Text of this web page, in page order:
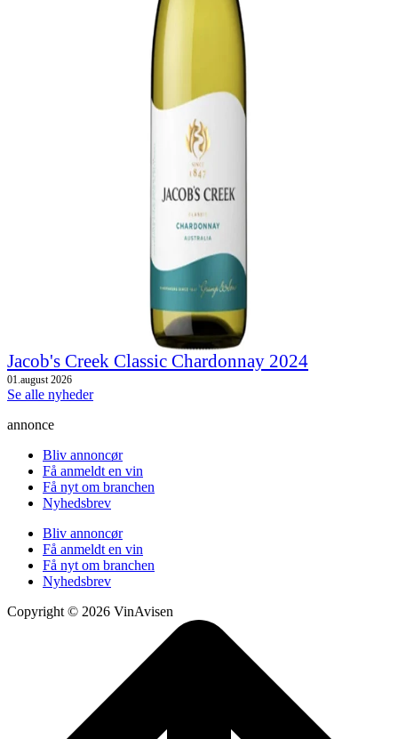
Jacob's Creek Classic Chardonnay 2024
01.august 2026
Se alle nyheder
annonce
Bliv annoncør
Få anmeldt en vin
Få nyt om branchen
Nyhedsbrev
Bliv annoncør
Få anmeldt en vin
Få nyt om branchen
Nyhedsbrev
Copyright © 2026 VinAvisen